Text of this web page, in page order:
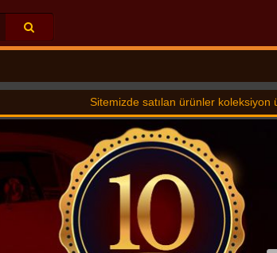
Sitemizde satılan ürünler koleksiyon ürünüdür